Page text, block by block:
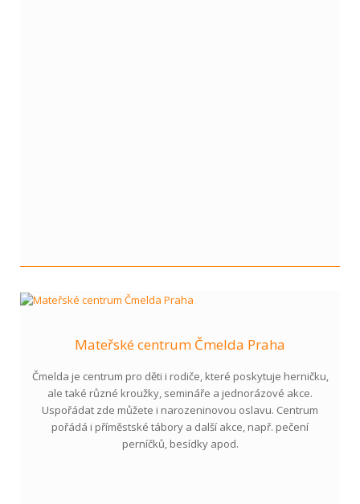
Mateřské centrum Čmelda Praha
Čmelda je centrum pro děti i rodiče, které poskytuje herničku,
ale také různé kroužky, semináře a jednorázové akce.
Uspořádat zde můžete i narozeninovou oslavu. Centrum
pořádá i příměstské tábory a další akce, např. pečení
perníčků, besídky apod.